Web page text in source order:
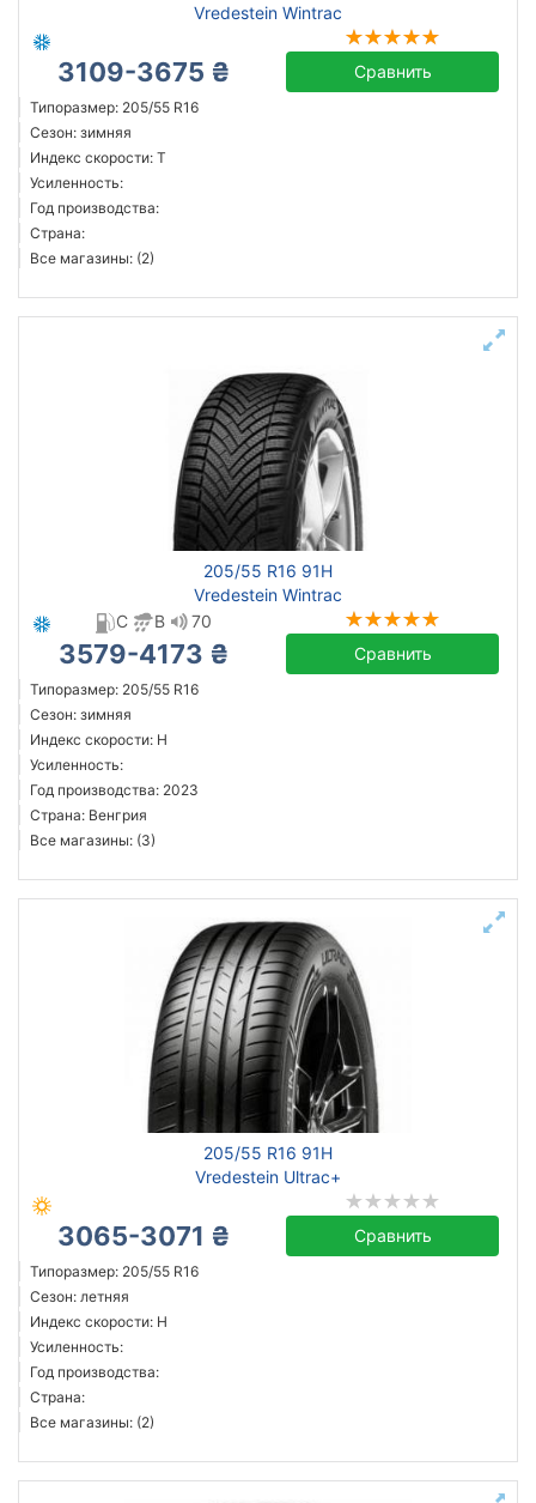
Vredestein Wintrac
3109-3675 ₴ Сравнить
Типоразмер: 205/55 R16
Сезон: зимняя
Индекс скорости: T
Усиленность:
Год производства:
Страна:
Все магазины: (2)
205/55 R16 91H
Vredestein Wintrac
C
B 70
3579-4173 ₴ Сравнить
Типоразмер: 205/55 R16
Сезон: зимняя
Индекс скорости: H
Усиленность:
Год производства: 2023
Страна: Венгрия
Все магазины: (3)
205/55 R16 91H
Vredestein Ultrac+
3065-3071 ₴ Сравнить
Типоразмер: 205/55 R16
Сезон: летняя
Индекс скорости: H
Усиленность:
Год производства:
Страна:
Все магазины: (2)